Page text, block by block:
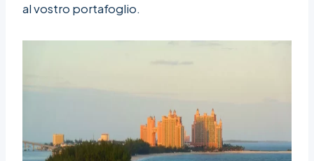
al vostro portafoglio.